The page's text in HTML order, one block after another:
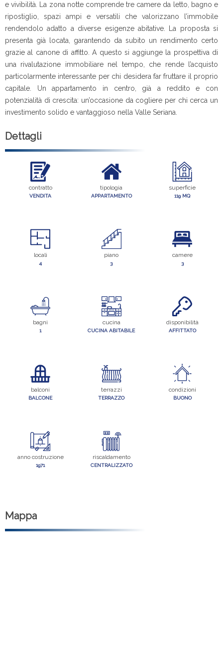
e vivibilità. La zona notte comprende tre camere da letto, bagno e
ripostiglio, spazi ampi e versatili che valorizzano l’immobile
rendendolo adatto a diverse esigenze abitative. La proposta si
presenta già locata, garantendo da subito un rendimento certo
grazie al canone di affitto. A questo si aggiunge la prospettiva di
una rivalutazione immobiliare nel tempo, che rende l’acquisto
particolarmente interessante per chi desidera far fruttare il proprio
capitale. Un appartamento in centro, già a reddito e con
potenzialità di crescita: un’occasione da cogliere per chi cerca un
investimento solido e vantaggioso nella Valle Seriana.
Dettagli
contratto
VENDITA
tipologia
APPARTAMENTO
superficie
119 MQ
locali
4
piano
3
camere
3
bagni
1
cucina
CUCINA ABITABILE
disponibilità
AFFITTATO
balconi
BALCONE
terrazzi
TERRAZZO
condizioni
BUONO
anno costruzione
1971
riscaldamento
CENTRALIZZATO
Mappa